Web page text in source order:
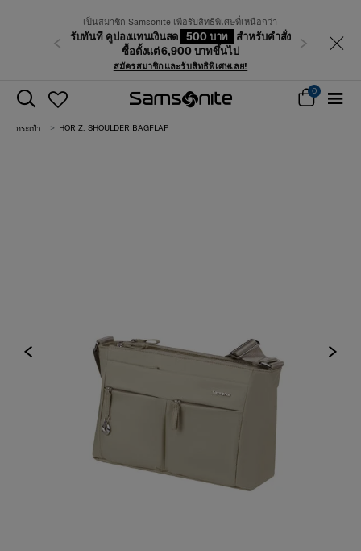
เป็นสมาชิก Samsonite เพื่อรับสิทธิพิเศษที่เหนือกว่า
รับทันที คูปองแทนเงินสด 500 บาท
สำหรับคำสั่ง
ซื้อตั้งแต่ 6,900 บาทขึ้นไป
สมัครสมาชิกและรับสิทธิพิเศษเลย!
ก่อนหน้า ถัดไป
0
กระเป๋า HORIZ. SHOULDER BAGFLAP